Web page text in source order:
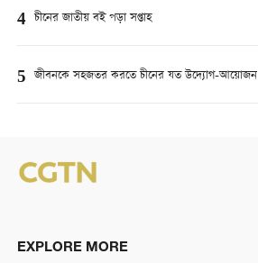
4 চীনের জাতীয় বই পড়া সপ্তাহ
5 জীবনকে সহজতর করতে চীনের যত উদ্যোগ-আয়োজন
EXPLORE MORE